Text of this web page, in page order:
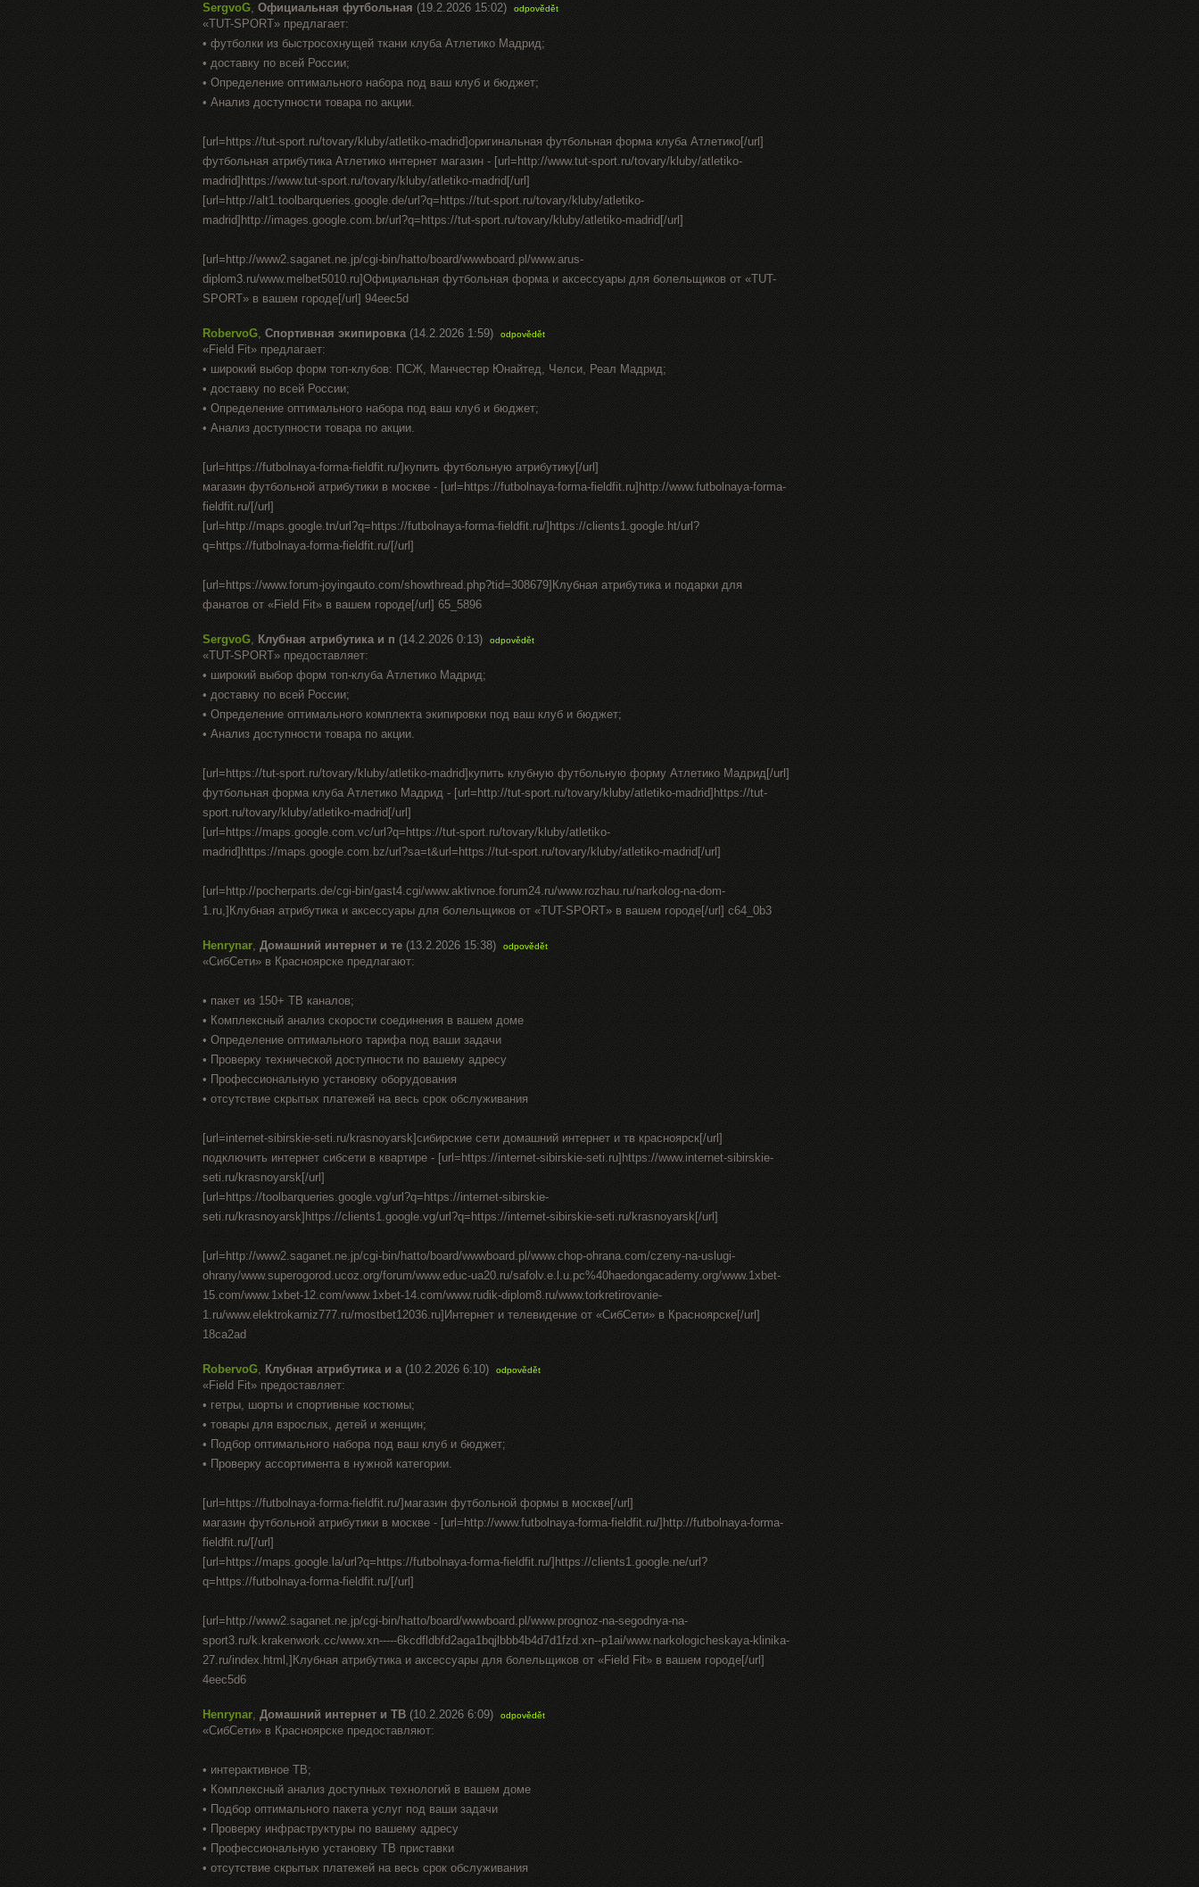
SergvoG, Официальная футбольная (19.2.2026 15:02) odpovědět
«TUT-SPORT» предлагает:
• футболки из быстросохнущей ткани клуба Атлетико Мадрид;
• доставку по всей России;
• Определение оптимального набора под ваш клуб и бюджет;
• Анализ доступности товара по акции.
[url=https://tut-sport.ru/tovary/kluby/atletiko-madrid]оригинальная футбольная форма клуба Атлетико[/url]
футбольная атрибутика Атлетико интернет магазин - [url=http://www.tut-sport.ru/tovary/kluby/atletiko-
madrid]https://www.tut-sport.ru/tovary/kluby/atletiko-madrid[/url]
[url=http://alt1.toolbarqueries.google.de/url?q=https://tut-sport.ru/tovary/kluby/atletiko-
madrid]http://images.google.com.br/url?q=https://tut-sport.ru/tovary/kluby/atletiko-madrid[/url]
[url=http://www2.saganet.ne.jp/cgi-bin/hatto/board/wwwboard.pl/www.arus-
diplom3.ru/www.melbet5010.ru]Официальная футбольная форма и аксессуары для болельщиков от «TUT-
SPORT» в вашем городе[/url] 94eec5d
RobervoG, Спортивная экипировка (14.2.2026 1:59) odpovědět
«Field Fit» предлагает:
• широкий выбор форм топ-клубов: ПСЖ, Манчестер Юнайтед, Челси, Реал Мадрид;
• доставку по всей России;
• Определение оптимального набора под ваш клуб и бюджет;
• Анализ доступности товара по акции.
[url=https://futbolnaya-forma-fieldfit.ru/]купить футбольную атрибутику[/url]
магазин футбольной атрибутики в москве - [url=https://futbolnaya-forma-fieldfit.ru]http://www.futbolnaya-forma-
fieldfit.ru/[/url]
[url=http://maps.google.tn/url?q=https://futbolnaya-forma-fieldfit.ru/]https://clients1.google.ht/url?
q=https://futbolnaya-forma-fieldfit.ru/[/url]
[url=https://www.forum-joyingauto.com/showthread.php?tid=308679]Клубная атрибутика и подарки для
фанатов от «Field Fit» в вашем городе[/url] 65_5896
SergvoG, Клубная атрибутика и п (14.2.2026 0:13) odpovědět
«TUT-SPORT» предоставляет:
• широкий выбор форм топ-клуба Атлетико Мадрид;
• доставку по всей России;
• Определение оптимального комплекта экипировки под ваш клуб и бюджет;
• Анализ доступности товара по акции.
[url=https://tut-sport.ru/tovary/kluby/atletiko-madrid]купить клубную футбольную форму Атлетико Мадрид[/url]
футбольная форма клуба Атлетико Мадрид - [url=http://tut-sport.ru/tovary/kluby/atletiko-madrid]https://tut-
sport.ru/tovary/kluby/atletiko-madrid[/url]
[url=https://maps.google.com.vc/url?q=https://tut-sport.ru/tovary/kluby/atletiko-
madrid]https://maps.google.com.bz/url?sa=t&url=https://tut-sport.ru/tovary/kluby/atletiko-madrid[/url]
[url=http://pocherparts.de/cgi-bin/gast4.cgi/www.aktivnoe.forum24.ru/www.rozhau.ru/narkolog-na-dom-
1.ru,]Клубная атрибутика и аксессуары для болельщиков от «TUT-SPORT» в вашем городе[/url] c64_0b3
Henrynar, Домашний интернет и те (13.2.2026 15:38) odpovědět
«СибСети» в Красноярске предлагают:
• пакет из 150+ ТВ каналов;
• Комплексный анализ скорости соединения в вашем доме
• Определение оптимального тарифа под ваши задачи
• Проверку технической доступности по вашему адресу
• Профессиональную установку оборудования
• отсутствие скрытых платежей на весь срок обслуживания
[url=internet-sibirskie-seti.ru/krasnoyarsk]сибирские сети домашний интернет и тв красноярск[/url]
подключить интернет сибсети в квартире - [url=https://internet-sibirskie-seti.ru]https://www.internet-sibirskie-
seti.ru/krasnoyarsk[/url]
[url=https://toolbarqueries.google.vg/url?q=https://internet-sibirskie-
seti.ru/krasnoyarsk]https://clients1.google.vg/url?q=https://internet-sibirskie-seti.ru/krasnoyarsk[/url]
[url=http://www2.saganet.ne.jp/cgi-bin/hatto/board/wwwboard.pl/www.chop-ohrana.com/czeny-na-uslugi-
ohrany/www.superogorod.ucoz.org/forum/www.educ-ua20.ru/safolv.e.l.u.pc%40haedongacademy.org/www.1xbet-
15.com/www.1xbet-12.com/www.1xbet-14.com/www.rudik-diplom8.ru/www.torkretirovanie-
1.ru/www.elektrokarniz777.ru/mostbet12036.ru]Интернет и телевидение от «СибСети» в Красноярске[/url]
18ca2ad
RobervoG,Клубная атрибутика и а (10.2.2026 6:10) odpovědět
«Field Fit» предоставляет:
• гетры, шорты и спортивные костюмы;
• товары для взрослых, детей и женщин;
• Подбор оптимального набора под ваш клуб и бюджет;
• Проверку ассортимента в нужной категории.
[url=https://futbolnaya-forma-fieldfit.ru/]магазин футбольной формы в москве[/url]
магазин футбольной атрибутики в москве - [url=http://www.futbolnaya-forma-fieldfit.ru/]http://futbolnaya-forma-
fieldfit.ru/[/url]
[url=https://maps.google.la/url?q=https://futbolnaya-forma-fieldfit.ru/]https://clients1.google.ne/url?
q=https://futbolnaya-forma-fieldfit.ru/[/url]
[url=http://www2.saganet.ne.jp/cgi-bin/hatto/board/wwwboard.pl/www.prognoz-na-segodnya-na-
sport3.ru/k.krakenwork.cc/www.xn-----6kcdfldbfd2aga1bqjlbbb4b4d7d1fzd.xn--p1ai/www.narkologicheskaya-klinika-
27.ru/index.html,]Клубная атрибутика и аксессуары для болельщиков от «Field Fit» в вашем городе[/url]
4eec5d6
Henrynar, Домашний интернет и ТВ (10.2.2026 6:09) odpovědět
«СибСети» в Красноярске предоставляют:
• интерактивное ТВ;
• Комплексный анализ доступных технологий в вашем доме
• Подбор оптимального пакета услуг под ваши задачи
• Проверку инфраструктуры по вашему адресу
• Профессиональную установку ТВ приставки
• отсутствие скрытых платежей на весь срок обслуживания